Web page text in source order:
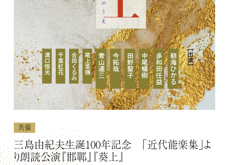
unrato
主催・共催
企画・制作協力
その他
COMPANY 会社概要
共催
三島由紀夫生誕100年記念 「近代能楽集」よ
り朗読公演『邯鄲』『葵上』